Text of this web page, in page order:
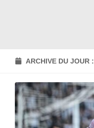
ARCHIVE DU JOUR :